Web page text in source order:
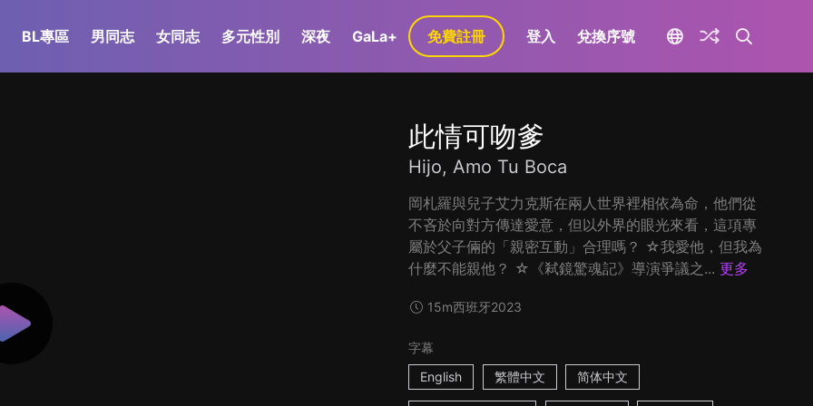
BL專區 男同志 女同志 多元性別 深夜 GaLa+ 免費註冊 登入 兌換序號
此情可吻爹
Hijo, Amo Tu Boca
岡札羅與兒子艾力克斯在兩人世界裡相依為命，他們從
不吝於向對方傳達愛意，但以外界的眼光來看，這項專
屬於父子倆的「親密互動」合理嗎？ ☆我愛他，但我為
什麼不能親他？ ☆《弒鏡驚魂記》導演爭議之... 更多
15m西班牙2023
字幕
English
繁體中文 简体中文